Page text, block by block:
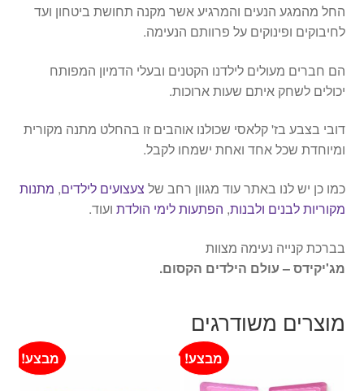
החל מהמגע הנעים והמרגיע אשר מקנה תחושת ביטחון ועד
לחיבוקים ופינוקים על פרוותם הנעימה.
הם חברים מעולים לילדנו הקטנים ובעלי הדמיון המפותח
יכולים לשחק איתם שעות ארוכות.
דובי בצבע בז' קלאסי שכולנו אוהבים זו בהחלט מתנה מקורית
ומיוחדת שכל אחד ואחת ישמחו לקבל.
כמו כן יש לנו באתר עוד מגוון רחב של צעצועים לילדים, מתנות
מקוריות לבנים ולבנות, הפתעות לימי הולדתועוד.
בברכת קנייה נעימה מצוות
מג'יקידס – עולם הילדים הקסום.
מוצרים משודרגים
מבצע! מבצע!